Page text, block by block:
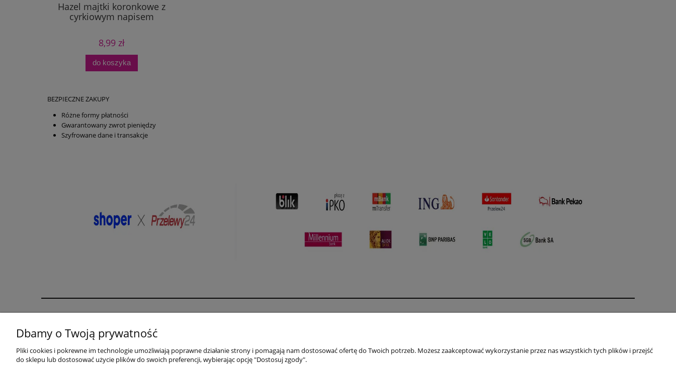
Hazel majtki koronkowe z
cyrkiowym napisem
8,99 zł
do koszyka
BEZPIECZNE ZAKUPY
Różne formy płatności
Gwarantowany zwrot pieniędzy
Szyfrowane dane i transakcje
karta rabatowa
biustonosz gratis
Ustawienia konta
Czas i koszty dostawy
Jak kupować?
Primas
Dbamy o Twoją prywatność
Pliki cookies i pokrewne im technologie umożliwiają poprawne działanie strony i pomagają nam dostosować ofertę do Twoich potrzeb. Możesz zaakceptować wykorzystanie przez nas wszystkich tych plików i przejść
do sklepu lub dostosować użycie plików do swoich preferencji, wybierając opcję "Dostosuj zgody".